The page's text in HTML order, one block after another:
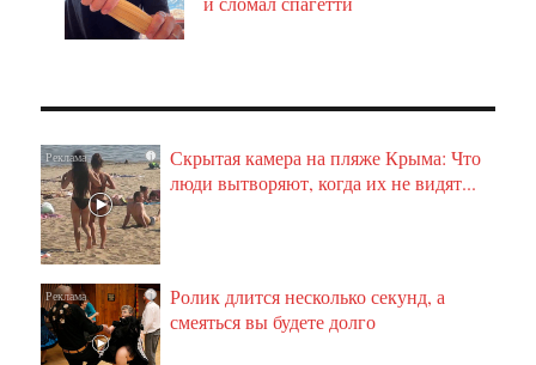
i
Скрытая камера на пляже Крыма: Что
люди вытворяют, когда их не видят...
i
Ролик длится несколько секунд, а
смеяться вы будете долго